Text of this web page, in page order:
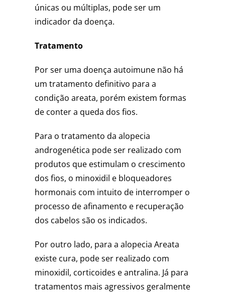
únicas ou múltiplas, pode ser um
indicador da doença.
Tratamento
Por ser uma doença autoimune não há
um tratamento definitivo para a
condição areata, porém existem formas
de conter a queda dos fios.
Para o tratamento da alopecia
androgenética pode ser realizado com
produtos que estimulam o crescimento
dos fios, o minoxidil e bloqueadores
hormonais com intuito de interromper o
processo de afinamento e recuperação
dos cabelos são os indicados.
Por outro lado, para a alopecia Areata
existe cura, pode ser realizado com
minoxidil, corticoides e antralina. Já para
tratamentos mais agressivos geralmente